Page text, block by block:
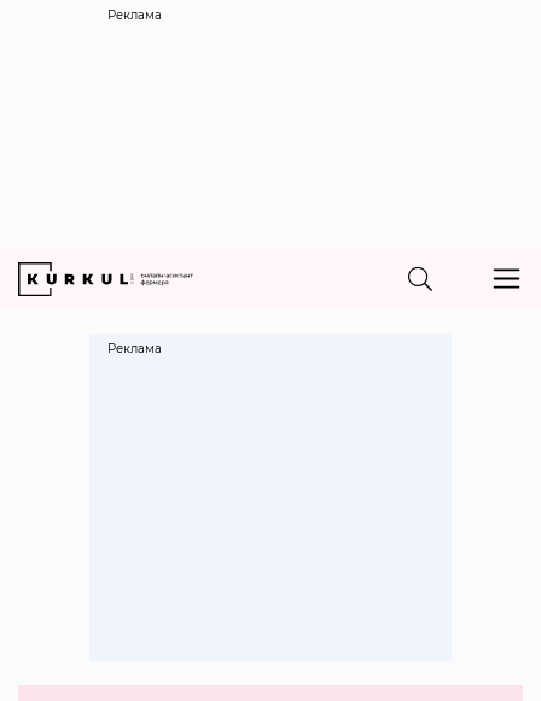
Реклама
Реклама